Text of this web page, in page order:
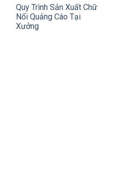
Quy Trình Sản Xuất Chữ
Nổi Quảng Cáo Tại
Xưởng